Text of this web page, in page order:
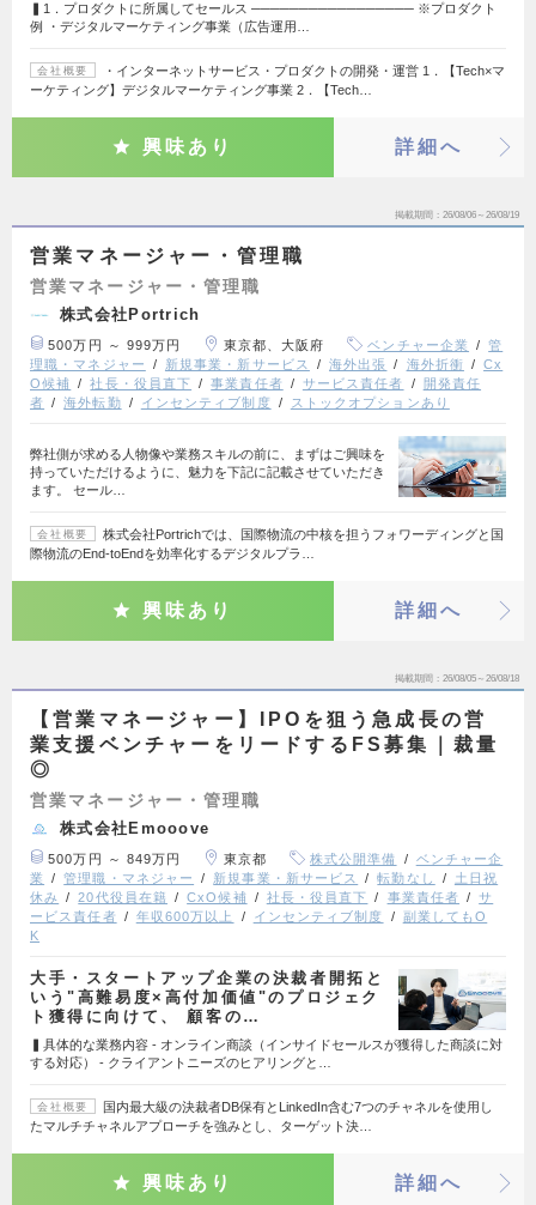
▍1．プロダクトに所属してセールス ───────────────── ※プロダクト
例 ・デジタルマーケティング事業（広告運用…
会社概要
・インターネットサービス・プロダクトの開発・運営 1．【Tech×マ
ーケティング】デジタルマーケティング事業 2．【Tech…
興味あり 詳細へ
掲載期間 26/08/06～26/08/19
営業マネージャー・管理職
営業マネージャー・管理職
株式会社Portrich
500万円 ～ 999万円 東京都、大阪府 ベンチャー企業
管
理職・マネジャー
新規事業・新サービス 海外出張 海外折衝
Cx
O候補
社長・役員直下 事業責任者 サービス責任者
開発責任
者
海外転勤 インセンティブ制度 ストックオプションあり
弊社側が求める人物像や業務スキルの前に、まずはご興味を
持っていただけるように、魅力を下記に記載させていただき
ます。 セール…
会社概要
株式会社Portrichでは、国際物流の中核を担うフォワーディングと国
際物流のEnd-toEndを効率化するデジタルプラ…
興味あり 詳細へ
掲載期間 26/08/05～26/08/18
【営業マネージャー】IPOを狙う急成長の営
業支援ベンチャーをリードするFS募集｜裁量
◎
営業マネージャー・管理職
株式会社Emooove
500万円 ～ 849万円 東京都 株式公開準備
ベンチャー企
業
管理職・マネジャー 新規事業・新サービス 転勤なし
土日祝
休み
20代役員在籍 CxO候補 社長・役員直下 事業責任者
サ
ービス責任者
年収600万以上 インセンティブ制度
副業してもO
K
大手・スタートアップ企業の決裁者開拓と
いう"高難易度×高付加価値"のプロジェク
ト獲得に向けて、 顧客の…
▍具体的な業務内容 - オンライン商談（インサイドセールスが獲得した商談に対
する対応） - クライアントニーズのヒアリングと…
会社概要
国内最大級の決裁者DB保有とLinkedIn含む7つのチャネルを使用し
たマルチチャネルアプローチを強みとし、ターゲット決…
興味あり 詳細へ